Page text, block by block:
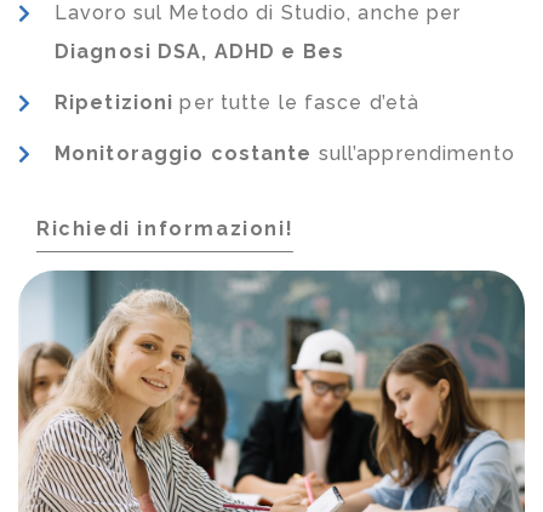
Lavoro sul Metodo di Studio, anche per
Diagnosi DSA, ADHD e Bes
Ripetizioni per tutte le fasce d’età
Monitoraggio costante sull’apprendimento
Richiedi informazioni!